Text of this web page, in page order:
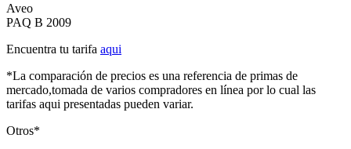
Aveo
PAQ B 2009
Encuentra tu tarifa aqui
*La comparación de precios es una referencia de primas de
mercado,tomada de varios compradores en línea por lo cual las
tarifas aqui presentadas pueden variar.
Otros*